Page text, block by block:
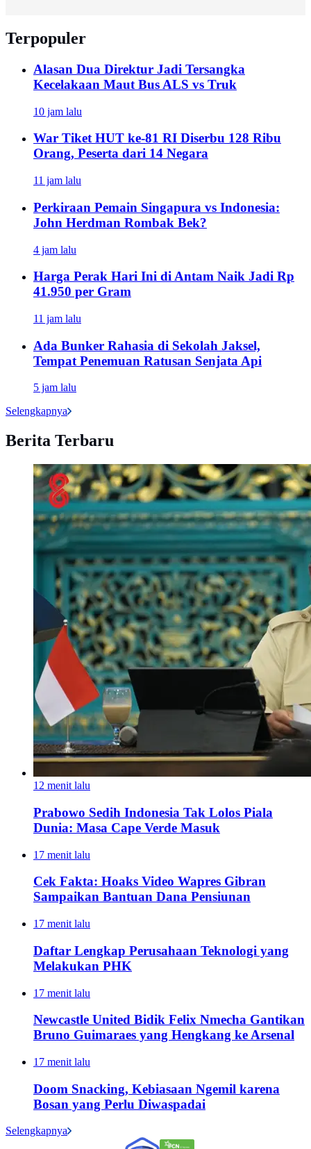
Terpopuler
Alasan Dua Direktur Jadi Tersangka
Kecelakaan Maut Bus ALS vs Truk
10 jam lalu
War Tiket HUT ke-81 RI Diserbu 128 Ribu
Orang, Peserta dari 14 Negara
11 jam lalu
Perkiraan Pemain Singapura vs Indonesia:
John Herdman Rombak Bek?
4 jam lalu
Harga Perak Hari Ini di Antam Naik Jadi Rp
41.950 per Gram
11 jam lalu
Ada Bunker Rahasia di Sekolah Jaksel,
Tempat Penemuan Ratusan Senjata Api
5 jam lalu
Selengkapnya
Berita Terbaru
12 menit lalu
Prabowo Sedih Indonesia Tak Lolos Piala
Dunia: Masa Cape Verde Masuk
17 menit lalu
Cek Fakta: Hoaks Video Wapres Gibran
Sampaikan Bantuan Dana Pensiunan
17 menit lalu
Daftar Lengkap Perusahaan Teknologi yang
Melakukan PHK
17 menit lalu
Newcastle United Bidik Felix Nmecha Gantikan
Bruno Guimaraes yang Hengkang ke Arsenal
17 menit lalu
Doom Snacking, Kebiasaan Ngemil karena
Bosan yang Perlu Diwaspadai
Selengkapnya